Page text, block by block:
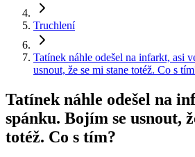
Truchlení
Tatínek náhle odešel na infarkt, asi
usnout, že se mi stane totéž. Co s
Tatínek náhle odešel na
spánku. Bojím se usnout,
totéž. Co s tím?